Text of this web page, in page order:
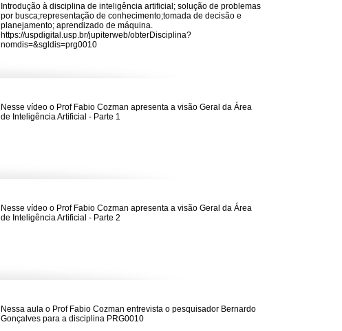
Introdução à disciplina de inteligência artificial; solução de problemas
por busca;representação de conhecimento;tomada de decisão e
planejamento; aprendizado de máquina.
https://uspdigital.usp.br/jupiterweb/obterDisciplina?
nomdis=&sgldis=prg0010
Nesse vídeo o Prof Fabio Cozman apresenta a visão Geral da Área
de Inteligência Artificial - Parte 1
Nesse vídeo o Prof Fabio Cozman apresenta a visão Geral da Área
de Inteligência Artificial - Parte 2
Nessa aula o Prof Fabio Cozman entrevista o pesquisador Bernardo
Gonçalves para a disciplina PRG0010